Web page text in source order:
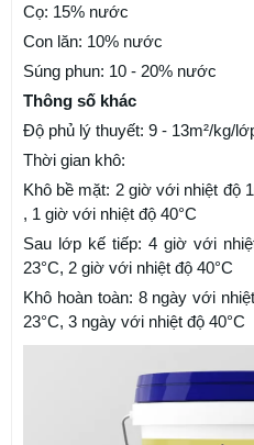
Cọ: 15% nước
Con lăn: 10% nước
Súng phun: 10 - 20% nước
Thông số khác
Độ phủ lý thuyết: 9 - 13m²/kg/
Thời gian khô:
Khô bề mặt: 2 giờ với nhiệt độ
, 1 giờ với nhiệt độ 40°C
Sau lớp kế tiếp: 4 giờ với
23°C, 2 giờ với nhiệt độ 40°C
Khô hoàn toàn: 8 ngày với
23°C, 3 ngày với nhiệt độ 40°C